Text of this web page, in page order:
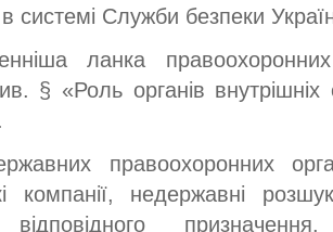
системі Служби безпеки
ланка
§ «Роль органів
правоохоронних
компанії, недержавні